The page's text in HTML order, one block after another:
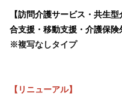
【訪問介護サービス・共生
合支援・移動支援・介護保険
※複写なしタイプ
【リニューアル】